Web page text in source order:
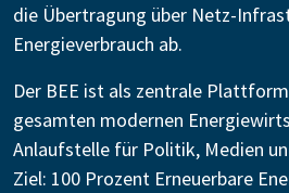
die Übertragung über Netz-
Energieverbrauch ab.
Der BEE ist als zentrale
gesamten modernen
Anlaufstelle für Politik, Medien
Ziel: 100 Prozent Erneuerbare